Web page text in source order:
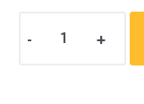
- +